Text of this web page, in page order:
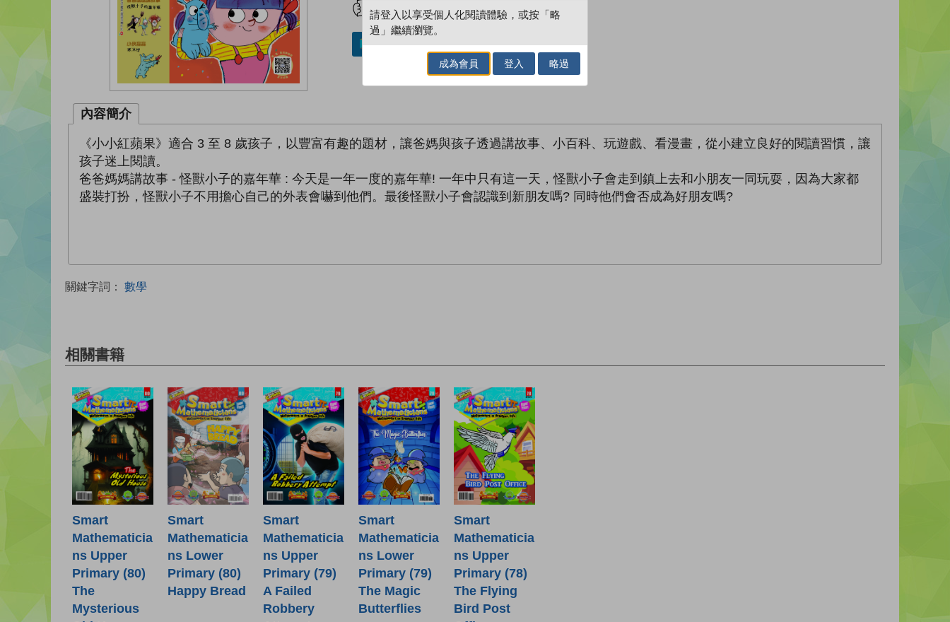
加入／閱讀電子書
內容簡介
《小小紅蘋果》適合 3 至 8 歲孩子，以豐富有趣的題材，讓爸媽與孩子透過講故事、小百科、玩遊戲、看漫畫，從小建立良好的閱讀習慣，讓
孩子迷上閱讀。
爸爸媽媽講故事 - 怪獸小子的嘉年華 : 今天是一年一度的嘉年華! 一年中只有這一天，怪獸小子會走到鎮上去和小朋友一同玩耍，因為大家都
盛裝打扮，怪獸小子不用擔心自己的外表會嚇到他們。最後怪獸小子會認識到新朋友嗎? 同時他們會否成為好朋友嗎?
關鍵字詞： 數學
相關書籍
Smart
Mathematicia
ns Upper
Primary (80)
The
Mysterious
Smart
Mathematicia
ns Lower
Primary (80)
Happy Bread
Smart
Mathematicia
ns Upper
Primary (79)
A Failed
Robbery
Smart
Mathematicia
ns Lower
Primary (79)
The Magic
Butterflies
Smart
Mathematicia
ns Upper
Primary (78)
The Flying
Bird Post
請登入以享受個人化閱讀體驗，或按「略
過」繼續瀏覽。
成為會員 登入 略過